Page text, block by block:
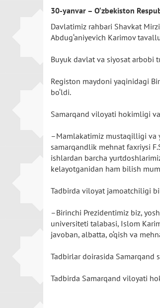
30-yanvar – O‘zbekiston
Davlatimiz rahbari Shavkat
Abdug‘aniyevich Karimov
Buyuk davlat va siyosat arbobi
Registon maydoni yaqinidagi
bo‘ldi.
Samarqand viloyati hokimligi
–Mamlakatimiz mustaqilligi va
samarqandlik mehnat faxriysi
ishlardan barcha
kelayotganidan ham bilish
Tadbirda viloyat jamoatchiligi
–Birinchi Prezidentimiz biz,
universiteti talabasi, Islom
javoban, albatta, o‘qish va
Tadbirlar doirasida
Tadbirda Samarqand viloyati